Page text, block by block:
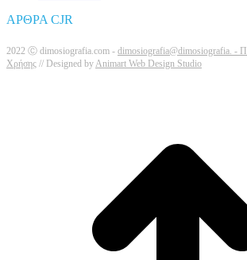
ΑΡΘΡΑ CJR
2022 Ⓒ dimosiografia.com - dimosiografia@dimosiografia. -
Χρήσης // Designed by Animart Web Design Studio